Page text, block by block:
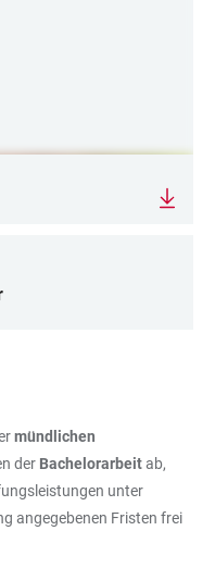
mündlichen
der Bachelorarbeitab,
unter
angegebenen Fristen frei